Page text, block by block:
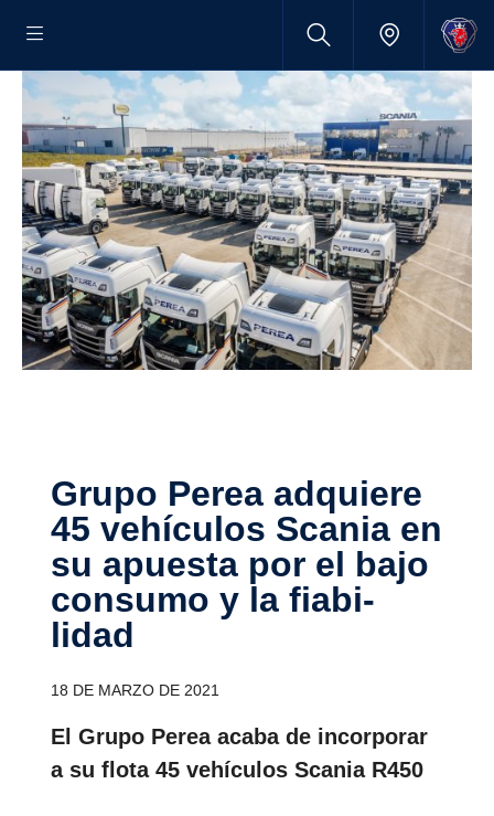
Grupo Perea adquiere
45 vehículos Scania en
su apuesta por el bajo
consumo y la fiabi­
lidad
18 DE MARZO DE 2021
El Grupo Perea acaba de incorporar
a su flota 45 vehículos Scania R450